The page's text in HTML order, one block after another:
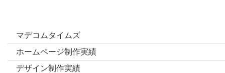
マデコムタイムズ
ホームページ制作実績
デザイン制作実績